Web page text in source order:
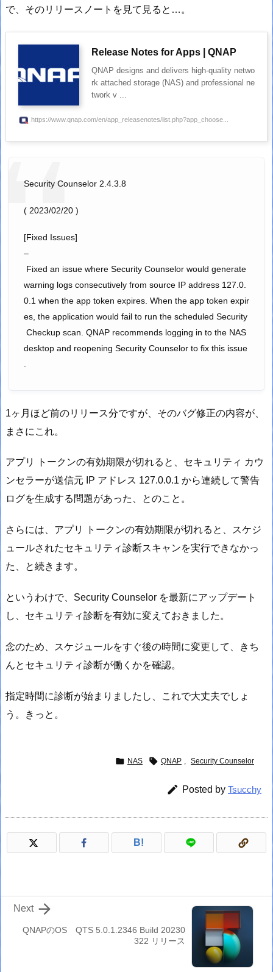
で、そのリリースノートを見て見ると…。
Release Notes for Apps | QNAP
QNAP designs and delivers high-quality netwo
rk attached storage (NAS) and professional ne
twork v ...
https://www.qnap.com/en/app_releasenotes/list.php?app_choose...
Security Counselor 2.4.3.8
( 2023/02/20 )
[Fixed Issues]
–
Fixed an issue where Security Counselor would generate
warning logs consecutively from source IP address 127.0.
0.1 when the app token expires. When the app token expir
es, the application would fail to run the scheduled Security
Checkup scan. QNAP recommends logging in to the NAS
desktop and reopening Security Counselor to fix this issue
1ヶ月ほど前のリリース分ですが、そのバグ修正の内容が、
まさにこれ。
アプリ トークンの有効期限が切れると、セキュリティ カウ
ンセラーが送信元 IP アドレス 127.0.0.1 から連続して警告
ログを生成する問題があった、とのこと。
さらには、アプリ トークンの有効期限が切れると、スケジ
ュールされたセキュリティ診断スキャンを実行できなかっ
た、と続きます。
というわけで、Security Counselor を最新にアップデート
し、セキュリティ診断を有効に変えておきました。
念のため、スケジュールをすぐ後の時間に変更して、きち
んとセキュリティ診断が働くかを確認。
指定時間に診断が始まりましたし、これで大丈夫でしょ
う。きっと。
 NAS  QNAP , Security Counselor
 Posted by Tsucchy
B!
QNAPのOS QTS 5.0.1.2346 Build 20230
322 リリース

Next